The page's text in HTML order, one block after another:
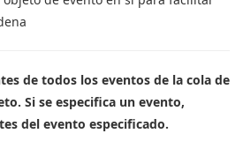
de todos los eventos de la cola de
Si se especifica un evento,
del evento especificado.